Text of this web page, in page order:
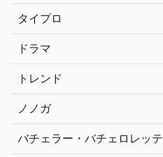
タイプロ
ドラマ
トレンド
ノノガ
バチェラー・バチェロレッテ